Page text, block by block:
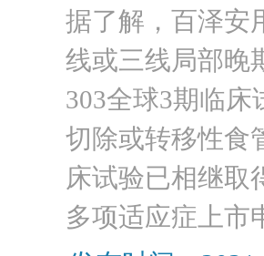
据了解，百泽安
线或三线局部晚
303全球3期临
切除或转移性食
床试验已相继取
多项适应症上市